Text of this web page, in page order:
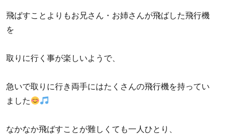
飛ばすことよりもお兄さん・お姉さんが飛ばした飛行機
を
取りに行く事が楽しいようで、
急いで取りに行き両手にはたくさんの飛行機を持ってい
ました
なかなか飛ばすことが難しくても一人ひとり、